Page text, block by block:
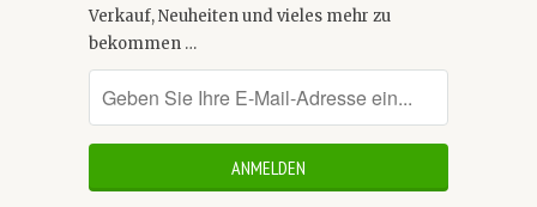
Verkauf, Neuheiten und vieles mehr zu
bekommen …